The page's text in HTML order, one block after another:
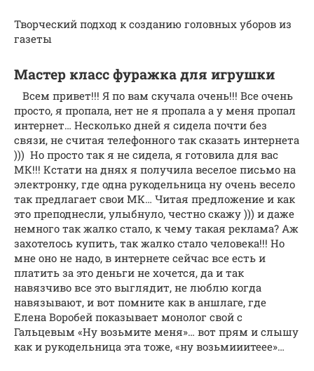
Творческий подход к созданию головных уборов из
газеты
Мастер класс фуражка для игрушки
Всем привет!!! Я по вам скучала очень!!! Все очень
просто, я пропала, нет не я пропала а у меня пропал
интернет… Несколько дней я сидела почти без
связи, не считая телефонного так сказать интернета
))) Но просто так я не сидела, я готовила для вас
МК!!! Кстати на днях я получила веселое письмо на
электронку, где одна рукодельница ну очень весело
так предлагает свои МК… Читая предложение и как
это преподнесли, улыбнуло, честно скажу ))) и даже
немного так жалко стало, к чему такая реклама? Аж
захотелось купить, так жалко стало человека!!! Но
мне оно не надо, в интернете сейчас все есть и
платить за это деньги не хочется, да и так
навязчиво все это выглядит, не люблю когда
навязывают, и вот помните как в аншлаге, где
Елена Воробей показывает монолог свой с
Гальцевым «Ну возьмите меня»… вот прям и слышу
как и рукодельница эта тоже, «ну возьмииитеее»…